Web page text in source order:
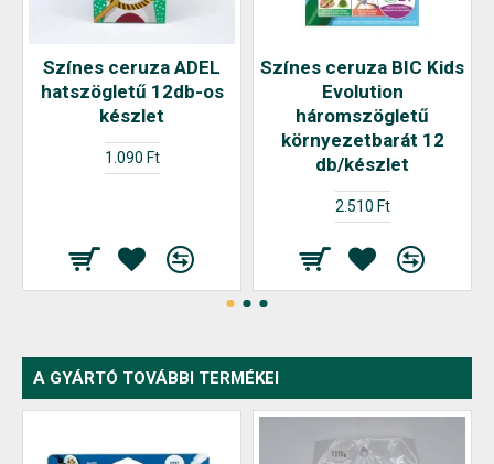
Színes ceruza ADEL
hatszögletű 12db-os
készlet
1.090 Ft
Színes ceruza BIC Kids
Evolution
háromszögletű
környezetbarát 12
db/készlet
2.510 Ft
A GYÁRTÓ TOVÁBBI TERMÉKEI